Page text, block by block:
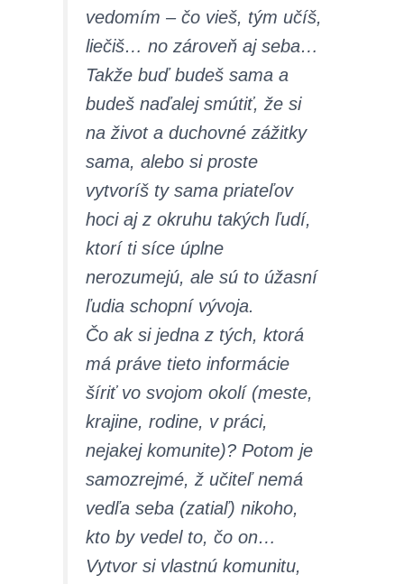
vedomím – čo vieš, tým učíš,
liečiš… no zároveň aj seba…
Takže buď budeš sama a
budeš naďalej smútiť, že si
na život a duchovné zážitky
sama, alebo si proste
vytvoríš ty sama priateľov
hoci aj z okruhu takých ľudí,
ktorí ti síce úplne
nerozumejú, ale sú to úžasní
ľudia schopní vývoja.
Čo ak si jedna z tých, ktorá
má práve tieto informácie
šíriť vo svojom okolí (meste,
krajine, rodine, v práci,
nejakej komunite)? Potom je
samozrejmé, ž učiteľ nemá
vedľa seba (zatiaľ) nikoho,
kto by vedel to, čo on…
Vytvor si vlastnú komunitu,